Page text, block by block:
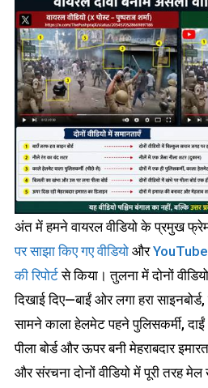
अंत में हमने वायरल वीडियो के प्रमुख
पर साझा किए गए वीडियोऔर
की रिपोर्टसे किया। तुलना में दोनों
दिखाई दिए—बाईं ओर लगा हरा
सामने काला हेलमेट पहने पुलिसकर्मी,
पीला बोर्ड और ऊपर बनी मेहराबदार
और संरचना दोनों वीडियो में पूरी तरह मेल